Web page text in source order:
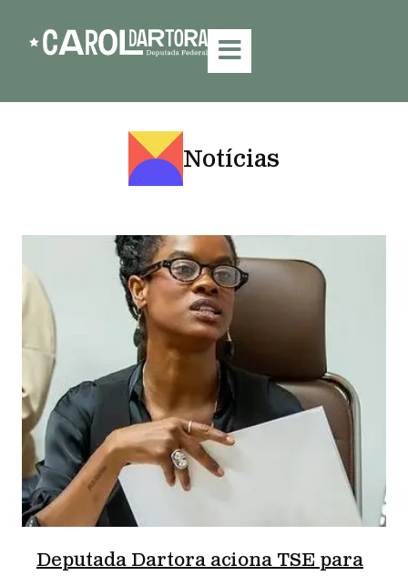
Notícias
Deputada Dartora aciona TSE para